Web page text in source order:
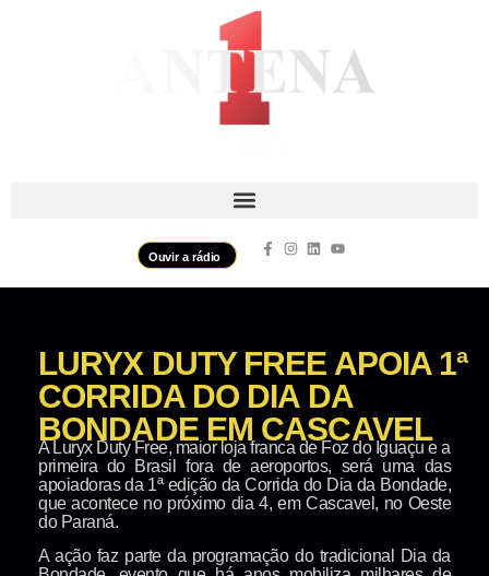
Ouvir a rádio
LURYX DUTY FREE APOIA 1ª
CORRIDA DO DIA DA
BONDADE EM CASCAVEL
A Luryx Duty Free, maior loja franca de Foz do Iguaçu e a
primeira do Brasil fora de aeroportos, será uma das
apoiadoras da 1ª edição da Corrida do Dia da Bondade,
que acontece no próximo dia 4, em Cascavel, no Oeste
do Paraná.
A ação faz parte da programação do tradicional Dia da